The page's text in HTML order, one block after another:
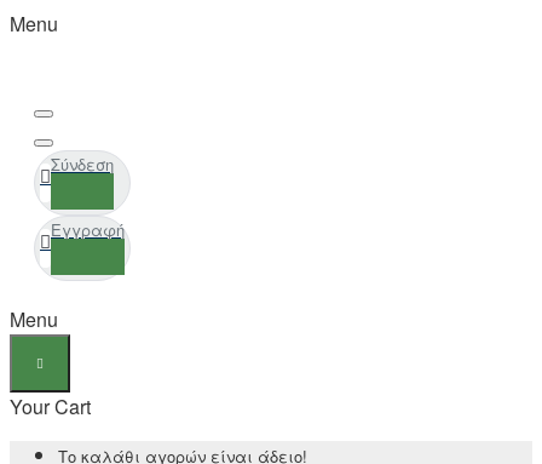
Menu
Σύνδεση
Εγγραφή
Menu
Your Cart
Το καλάθι αγορών είναι άδειο!